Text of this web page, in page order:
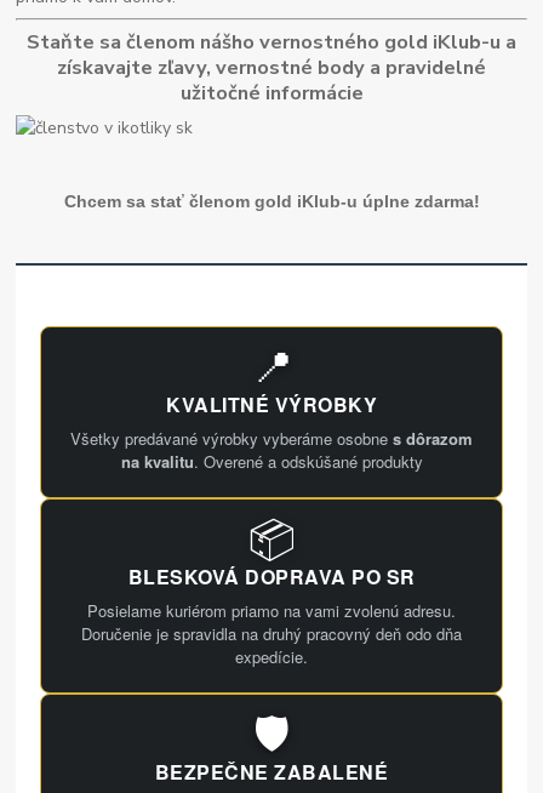
Staňte sa členom nášho vernostného gold iKlub-u a
získavajte zľavy, vernostné body a pravidelné
užitočné informácie
Chcem sa stať členom gold iKlub-u úplne zdarma!
📍
KVALITNÉ VÝROBKY
Všetky predávané výrobky vyberáme osobne s dôrazom
na kvalitu. Overené a odskúšané produkty
📦
BLESKOVÁ DOPRAVA PO SR
Posielame kuriérom priamo na vami zvolenú adresu.
Doručenie je spravidla na druhý pracovný deň odo dňa
expedície.
🛡️
BEZPEČNE ZABALENÉ